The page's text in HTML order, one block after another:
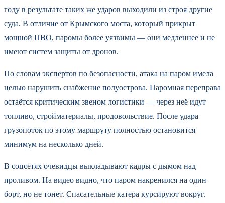
году в результате таких же ударов выходили из строя другие
суда. В отличие от Крымского моста, который прикрыт
мощной ПВО, паромы более уязвимы — они медленнее и не
имеют систем защиты от дронов.
По словам экспертов по безопасности, атака на паром имела
целью нарушить снабжение полуострова. Паромная переправа
остаётся критическим звеном логистики — через неё идут
топливо, стройматериалы, продовольствие. После удара
грузопоток по этому маршруту полностью остановится
минимум на несколько дней.
В соцсетях очевидцы выкладывают кадры с дымом над
проливом. На видео видно, что паром накренился на один
борт, но не тонет. Спасательные катера курсируют вокруг.